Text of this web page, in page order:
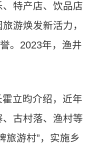
特产店、饮品店
游焕发新活力，
。2023年，渔井
立昀介绍，近年
古村落、渔村等
旅游村”，实施乡